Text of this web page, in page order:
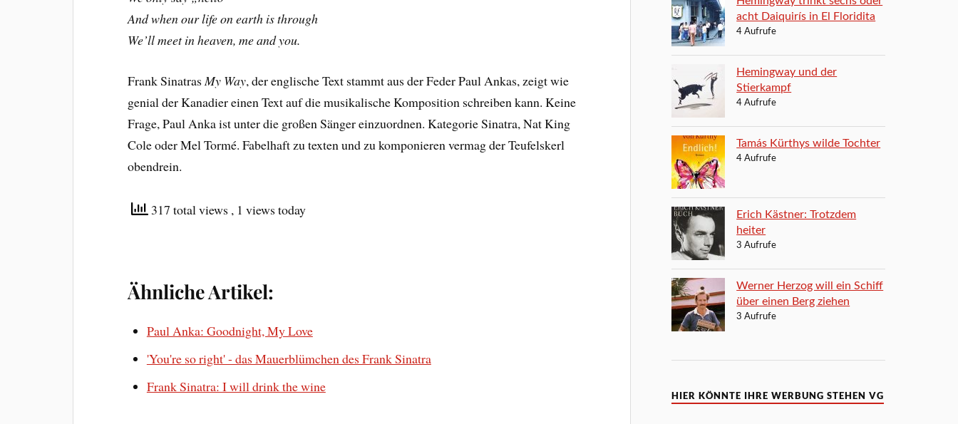
And when our life on earth is through
We’ll meet in heaven, me and you.
Frank Sinatras My Way, der englische Text stammt aus der Feder Paul Ankas, zeigt wie
genial der Kanadier einen Text auf die musikalische Komposition schreiben kann. Keine
Frage, Paul Anka ist unter die großen Sänger einzuordnen. Kategorie Sinatra, Nat King
Cole oder Mel Tormé. Fabelhaft zu texten und zu komponieren vermag der Teufelskerl
obendrein.
317 total views , 1 views today
Ähnliche Artikel:
Paul Anka: Goodnight, My Love
'You're so right' - das Mauerblümchen des Frank Sinatra
Frank Sinatra: I will drink the wine
acht Daiquirís in El Floridita
4 Aufrufe
Hemingway und der
Stierkampf
4 Aufrufe
Tamás Kürthys wilde Tochter
4 Aufrufe
Erich Kästner: Trotzdem
heiter
3 Aufrufe
Werner Herzog will ein Schiff
über einen Berg ziehen
3 Aufrufe
HIER KÖNNTE IHRE WERBUNG STEHEN VG